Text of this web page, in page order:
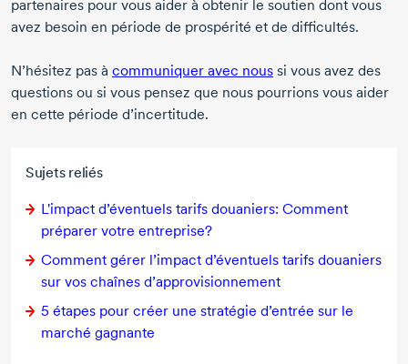
Sujets reliés
L'impact d’éventuels tarifs douaniers: Comment
préparer votre entreprise?
Comment gérer l’impact d’éventuels tarifs douaniers
sur vos chaînes d’approvisionnement
5 étapes pour créer une stratégie d’entrée sur le
marché gagnante
partenaires pour vous aider à obtenir le soutien dont vous
avez besoin en période de prospérité et de difficultés.
N’hésitez pas à communiquer avec nous si vous avez des
questions ou si vous pensez que nous pourrions vous aider
en cette période d’incertitude.